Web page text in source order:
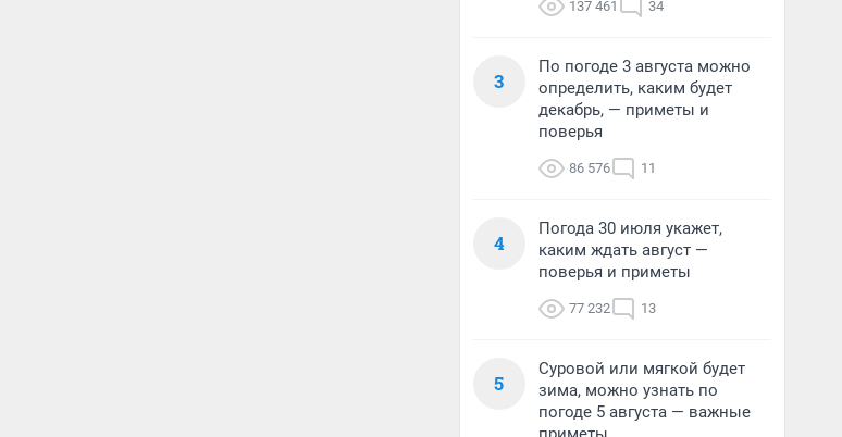
137 461 34
3
По погоде 3 августа можно
определить, каким будет
декабрь, — приметы и
поверья
86 576 11
4
Погода 30 июля укажет,
каким ждать август —
поверья и приметы
77 232 13
5
Суровой или мягкой будет
зима, можно узнать по
погоде 5 августа — важные